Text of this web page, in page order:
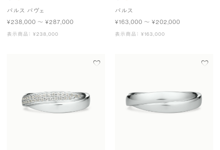
パルス パヴェ
¥238,000 〜 ¥287,000
表示商品： ¥238,000
パルス
¥163,000 〜 ¥202,000
表示商品： ¥163,000